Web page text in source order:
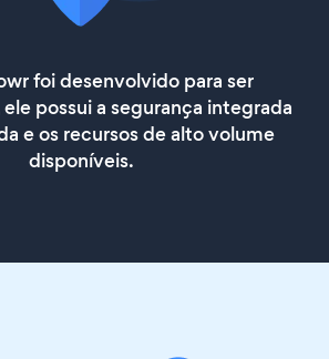
foi desenvolvido para ser
possui a segurança integrada
e os recursos de alto volume
disponíveis.